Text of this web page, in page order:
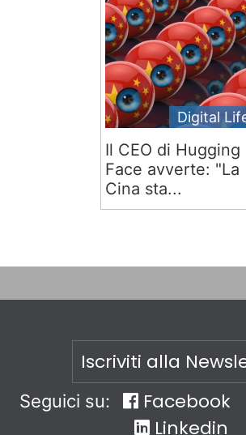
Digital
Il CEO di Hugging
Face avverte: "La
Cina sta...
Iscriviti alla
Seguici su: Facebook
Linkedin